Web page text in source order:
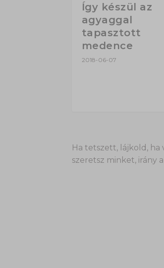
Így készül az
agyaggal
tapasztott
medence
2018-06-07
Ha tetszett, lájkold,
szeretsz minket, irány